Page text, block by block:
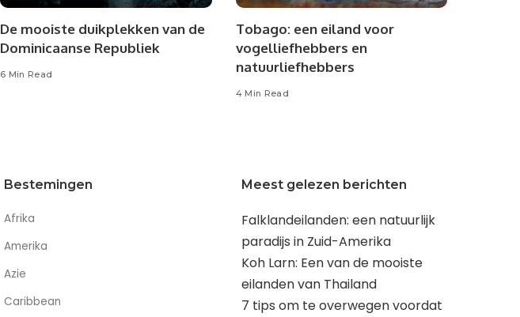
De mooiste duikplekken van de
Dominicaanse Republiek
6 Min Read
Tobago: een eiland voor
vogelliefhebbers en
natuurliefhebbers
4 Min Read
Bestemingen
Afrika
Amerika
Azie
Caribbean
Meest gelezen berichten
Falklandeilanden: een natuurlijk
paradijs in Zuid-Amerika
Koh Larn: Een van de mooiste
eilanden van Thailand
7 tips om te overwegen voordat